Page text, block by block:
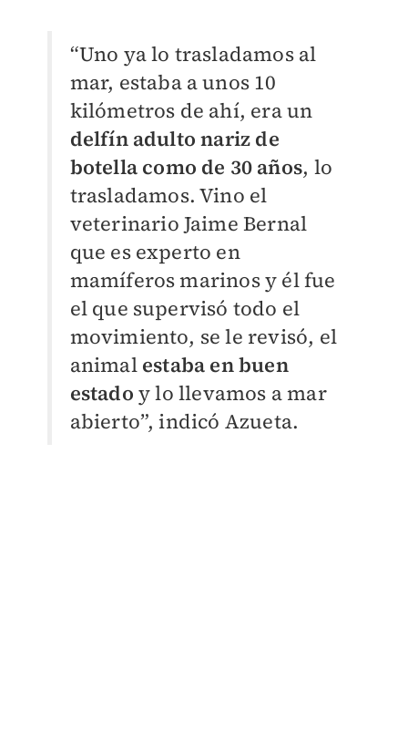
“Uno ya lo trasladamos al
mar, estaba a unos 10
kilómetros de ahí, era un
delfín adulto nariz de
botella como de 30 años, lo
trasladamos. Vino el
veterinario Jaime Bernal
que es experto en
mamíferos marinos y él fue
el que supervisó todo el
movimiento, se le revisó, el
animal estaba en buen
estado y lo llevamos a mar
abierto”, indicó Azueta.